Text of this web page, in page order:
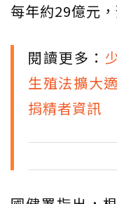
每年約29億元
閱讀更多：
生殖法擴大
捐精者資訊